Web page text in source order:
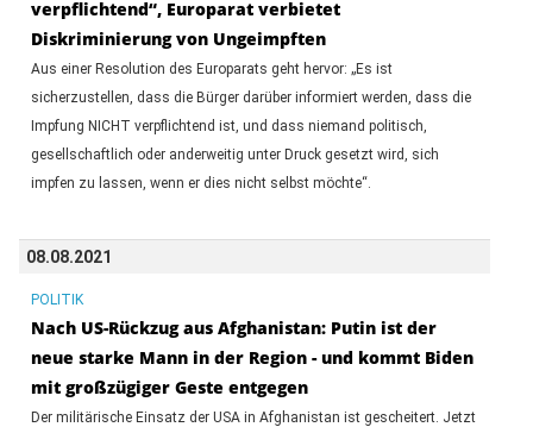
verpflichtend“, Europarat verbietet
Diskriminierung von Ungeimpften
Aus einer Resolution des Europarats geht hervor: „Es ist
sicherzustellen, dass die Bürger darüber informiert werden, dass die
Impfung NICHT verpflichtend ist, und dass niemand politisch,
gesellschaftlich oder anderweitig unter Druck gesetzt wird, sich
impfen zu lassen, wenn er dies nicht selbst möchte“.
08.08.2021
POLITIK
Nach US-Rückzug aus Afghanistan: Putin ist der
neue starke Mann in der Region - und kommt Biden
mit großzügiger Geste entgegen
Der militärische Einsatz der USA in Afghanistan ist gescheitert. Jetzt